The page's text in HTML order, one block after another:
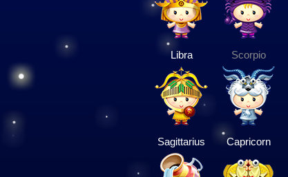
Libra Scorpio
Sagittarius Capricorn